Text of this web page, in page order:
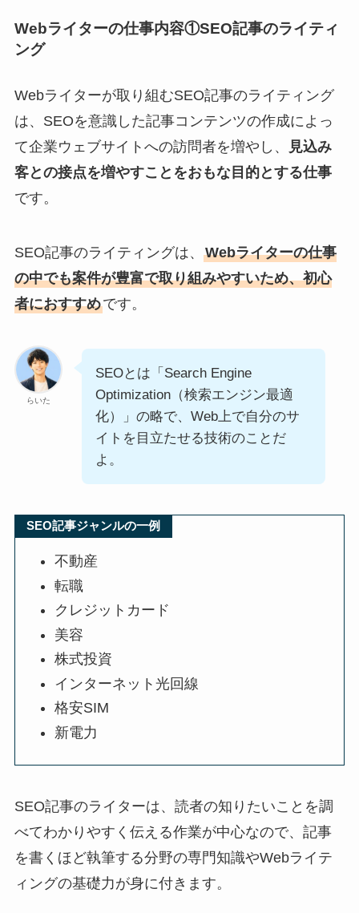
Webライターの仕事内容①SEO記事のライティ
ング
Webライターが取り組むSEO記事のライティング
は、SEOを意識した記事コンテンツの作成によっ
て企業ウェブサイトへの訪問者を増やし、
見込み
客との接点を増やすことをおもな目的とする仕事
です。
SEO記事のライティングは、 Webライターの仕事
の中でも案件が豊富で取り組みやすいため、初心
者におすすめです。
らいた
SEOとは「Search Engine
Optimization（検索エンジン最適
化）」の略で、Web上で自分のサ
イトを目立たせる技術のことだ
よ。
SEO記事ジャンルの一例
不動産
転職
クレジットカード
美容
株式投資
インターネット光回線
格安SIM
新電力
SEO記事のライターは、読者の知りたいことを調
べてわかりやすく伝える作業が中心なので、記事
を書くほど執筆する分野の専門知識やWebライテ
ィングの基礎力が身に付きます。